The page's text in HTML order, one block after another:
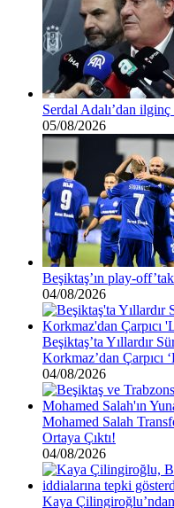
Serdal Adalı’dan
05/08/2026
Beşiktaş’ın play-
04/08/2026
Beşiktaş’ta Yıllardır
Korkmaz’dan Çarpıcı
04/08/2026
Mohamed Salah
Ortaya Çıktı!
04/08/2026
Kaya